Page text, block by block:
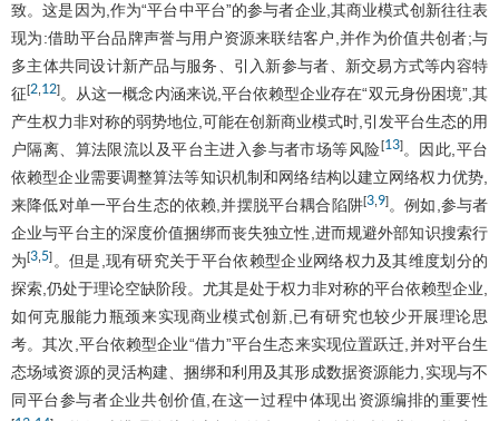
致。这是因为,作为“平台中平台”的参与者企业,其商业模式创新往往表
现为:借助平台品牌声誉与用户资源来联结客户,并作为价值共创者;与
多主体共同设计新产品与服务、引入新参与者、新交易方式等内容特
征[2 12]。从这一概念内涵来说,平台依赖型企业存在“双元身份困境”,其
产生权力非对称的弱势地位,可能在创新商业模式时,引发平台生态的用
户隔离、算法限流以及平台主进入参与者市场等风险[13]。因此,平台
依赖型企业需要调整算法等知识机制和网络结构以建立网络权力优势,
来降低对单一平台生态的依赖,并摆脱平台耦合陷阱[3, 9]。例如,参与者
企业与平台主的深度价值捆绑而丧失独立性,进而规避外部知识搜索行
为[3 5] 。但是,现有研究关于平台依赖型企业网络权力及其维度划分的
探索,仍处于理论空缺阶段。尤其是处于权力非对称的平台依赖型企业,
如何克服能力瓶颈来实现商业模式创新,已有研究也较少开展理论思
考。其次,平台依赖型企业“借力”平台生态来实现位置跃迁,并对平台生
态场域资源的灵活构建、捆绑和利用及其形成数据资源能力,实现与不
同平台参与者企业共创价值,在这一过程中体现出资源编排的重要性